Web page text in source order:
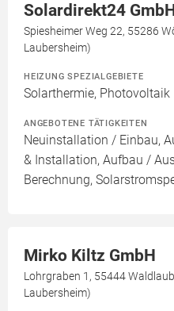
Solardirekt24
Spiesheimer Weg 22, 55286
Laubersheim)
HEIZUNG SPEZIALGEBIETE
Solarthermie, Photovoltaik
ANGEBOTENE TÄTIGKEITEN
Neuinstallation / Einbau,
& Installation, Aufbau /
Berechnung,
Mirko Kiltz GmbH
Lohrgraben 1, 55444
Laubersheim)